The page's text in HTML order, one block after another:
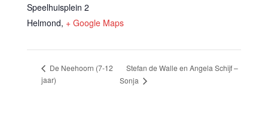
Speelhuisplein 2
Helmond, + Google Maps
De Neehoorn (7-12
jaar)
Stefan de Walle en Angela Schijf –
Sonja